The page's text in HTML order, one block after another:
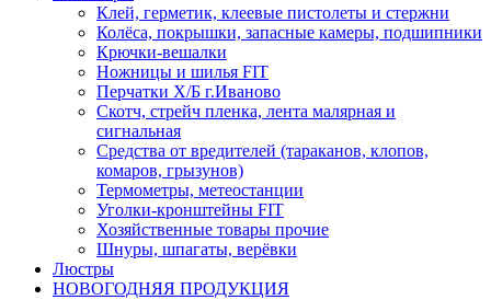
Клей, герметик, клеевые пистолеты и стержни
Колёса, покрышки, запасные камеры, подшипники
Крючки-вешалки
Ножницы и шилья FIT
Перчатки Х/Б г.Иваново
Скотч, стрейч пленка, лента малярная и
сигнальная
Средства от вредителей (тараканов, клопов,
комаров, грызунов)
Термометры, метеостанции
Уголки-кронштейны FIT
Хозяйственные товары прочие
Шнуры, шпагаты, верёвки
Люстры
НОВОГОДНЯЯ ПРОДУКЦИЯ